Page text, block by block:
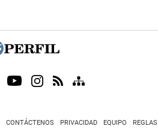
CONTÁCTENOS PRIVACIDAD EQUIPO